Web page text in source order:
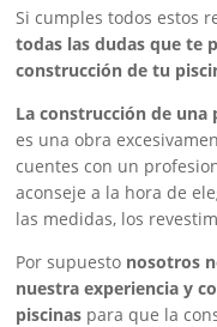
Si cumples todos estos
todas las dudas que te
construcción de tu
La construcción de una
es una obra
cuentes con un
aconseje a la hora de
las medidas, los
Por supuesto nosotros
nuestra experiencia y
piscinas para que la